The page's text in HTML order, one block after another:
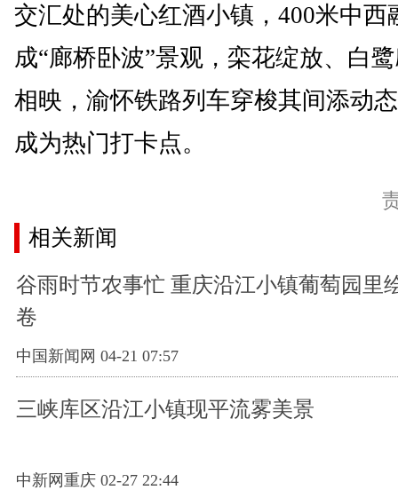
交汇处的美心红酒小镇，400米中西
成“廊桥卧波”景观，栾花绽放、白
相映，渝怀铁路列车穿梭其间添动
成为热门打卡点。
相关新闻
谷雨时节农事忙 重庆沿江小镇葡萄园里
卷
中国新闻网 04-21 07:57
三峡库区沿江小镇现平流雾美景
中新网重庆 02-27 22:44